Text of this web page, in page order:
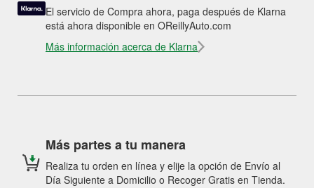
El servicio de Compra ahora, paga después de Klarna
está ahora disponible en OReillyAuto.com
Más información acerca de Klarna
Más partes a tu manera
Realiza tu orden en línea y elije la opción de Envío al
Día Siguiente a Domicilio o Recoger Gratis en Tienda.